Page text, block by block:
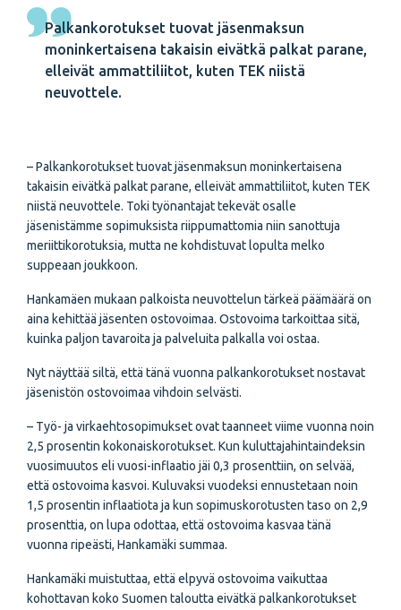
Palkankorotukset tuovat jäsenmaksun
moninkertaisena takaisin eivätkä palkat parane,
elleivät ammattiliitot, kuten TEK niistä
neuvottele.
– Palkankorotukset tuovat jäsenmaksun moninkertaisena
takaisin eivätkä palkat parane, elleivät ammattiliitot, kuten TEK
niistä neuvottele. Toki työnantajat tekevät osalle
jäsenistämme sopimuksista riippumattomia niin sanottuja
meriittikorotuksia, mutta ne kohdistuvat lopulta melko
suppeaan joukkoon.
Hankamäen mukaan palkoista neuvottelun tärkeä päämäärä on
aina kehittää jäsenten ostovoimaa. Ostovoima tarkoittaa sitä,
kuinka paljon tavaroita ja palveluita palkalla voi ostaa.
Nyt näyttää siltä, että tänä vuonna palkankorotukset nostavat
jäsenistön ostovoimaa vihdoin selvästi.
– Työ- ja virkaehtosopimukset ovat taanneet viime vuonna noin
2,5 prosentin kokonaiskorotukset. Kun kuluttajahintaindeksin
vuosimuutos eli vuosi-inflaatio jäi 0,3 prosenttiin, on selvää,
että ostovoima kasvoi. Kuluvaksi vuodeksi ennustetaan noin
1,5 prosentin inflaatiota ja kun sopimuskorotusten taso on 2,9
prosenttia, on lupa odottaa, että ostovoima kasvaa tänä
vuonna ripeästi, Hankamäki summaa.
Hankamäki muistuttaa, että elpyvä ostovoima vaikuttaa
kohottavan koko Suomen taloutta eivätkä palkankorotukset